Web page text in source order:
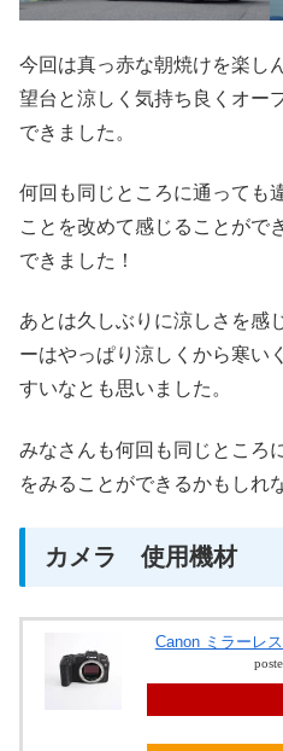
今回は真っ赤な朝焼けを楽し
望台と涼しく気持ち良くオー
できました。
何回も同じところに通っても
ことを改めて感じることがで
できました！
あとは久しぶりに涼しさを感
ーはやっぱり涼しくから寒い
すいなとも思いました。
みなさんも何回も同じところ
をみることができるかもしれ
カメラ 使用機材
Canon ミラーレ